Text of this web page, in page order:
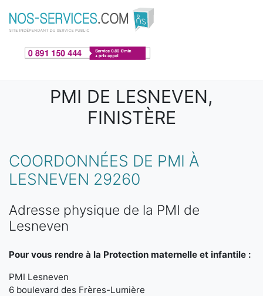
Aller au contenu principal
PMI DE LESNEVEN,
FINISTÈRE
COORDONNÉES DE PMI À
LESNEVEN 29260
Adresse physique de la PMI de
Lesneven
Pour vous rendre à la Protection maternelle et infantile :
PMI Lesneven
6 boulevard des Frères-Lumière